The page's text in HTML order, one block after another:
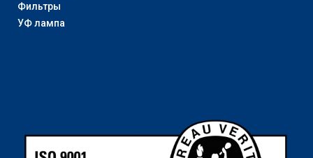
Фильтры
УФ лампа